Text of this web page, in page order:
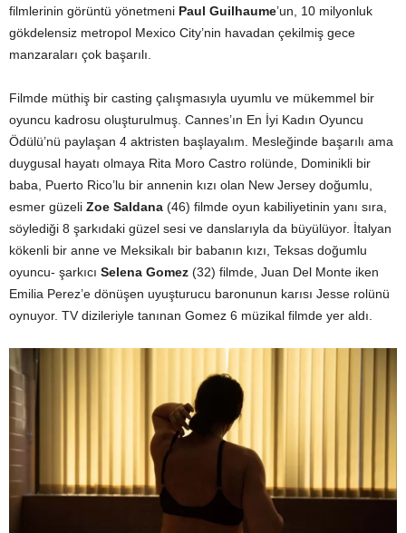
filmlerinin görüntü yönetmeni Paul Guilhaume’un, 10 milyonluk
gökdelensiz metropol Mexico City’nin havadan çekilmiş gece
manzaraları çok başarılı.
Filmde müthiş bir casting çalışmasıyla uyumlu ve mükemmel bir
oyuncu kadrosu oluşturulmuş. Cannes’ın En İyi Kadın Oyuncu
Ödülü’nü paylaşan 4 aktristen başlayalım. Mesleğinde başarılı ama
duygusal hayatı olmaya Rita Moro Castro rolünde, Dominikli bir
baba, Puerto Rico’lu bir annenin kızı olan New Jersey doğumlu,
esmer güzeli Zoe Saldana (46) filmde oyun kabiliyetinin yanı sıra,
söylediği 8 şarkıdaki güzel sesi ve danslarıyla da büyülüyor. İtalyan
kökenli bir anne ve Meksikalı bir babanın kızı, Teksas doğumlu
oyuncu- şarkıcı Selena Gomez (32) filmde, Juan Del Monte iken
Emilia Perez’e dönüşen uyuşturucu baronunun karısı Jesse rolünü
oynuyor. TV dizileriyle tanınan Gomez 6 müzikal filmde yer aldı.